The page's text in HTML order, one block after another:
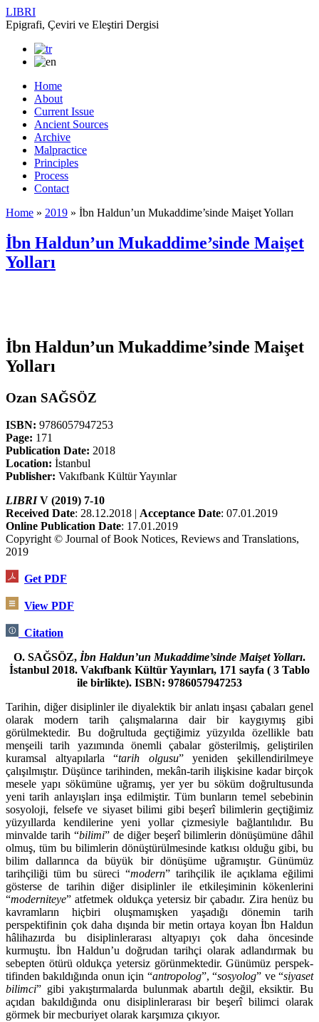
LIBRI
Epigrafi, Çeviri ve Eleştiri Dergisi
Home
About
Current Issue
Ancient Sources
Archive
Malpractice
Principles
Process
Contact
Home » 2019 » İbn Haldun’un Mukaddime’sinde Maişet Yolları
İbn Haldun’un Mukaddime’sinde Maişet
Yolları
İbn Haldun’un Mukaddime’sinde Maişet
Yolları
Ozan SAĞSÖZ
ISBN: 9786057947253
Page: 171
Publication Date: 2018
Location: İstanbul
Publisher: Vakıfbank Kültür Yayınlar
LIBRIV (2019) 7-10
Received Date: 28.12.2018 | Acceptance Date: 07.01.2019
Online Publication Date: 17.01.2019
Copyright © Journal of Book Notices, Reviews and Translations,
2019
Get PDF
View PDF
Citation
O. SAĞSÖZ, İbn Haldun’un Mukaddime’sinde Maişet Yolları.
İstanbul 2018. Vakıfbank Kültür Yayınları, 171 sayfa ( 3 Tablo
ile birlikte). ISBN: 9786057947253
Tarihin, diğer disiplinler ile diyalektik bir anlatı inşası çabaları genel
olarak modern tarih çalışmalarına dair bir kaygıymış gibi
görülmektedir. Bu doğrul­tuda geçtiğimiz yüzyılda özellikle batı
menşeili tarih yazımında önemli çaba­lar gösterilmiş, geliştirilen
kuramsal altyapılarla “tarih olgusu” yeniden şekil­lendirilmeye
çalışılmıştır. Düşünce tarihinden, mekân-tarih ilişkisine kadar birçok
mesele yapı sökümüne uğramış, yer yer bu söküm doğrultusunda
yeni tarih anlayışları inşa edilmiştir. Tüm bunların temel sebebinin
sosyoloji, fel­sefe ve siyaset bilimi gibi beşerî bilimlerin geçtiğimiz
yüzyıllarda kendilerine yeni yollar çizmesiyle bağlantılıdır. Bu
minvalde tarih “bilimi” de diğer beşerî bilimlerin dönüşümüne dâhil
olmuş, tüm bu bilimlerin dönüştürülmesinde katkısı olduğu gibi, bu
bilim dallarınca da büyük bir dönüşüme uğramıştır. Günümüz
tarihçiliği tüm bu süreci “modern” tarihçilik ile açıklama eğilimi
gösterse de tarihin diğer disiplinler ile etkileşiminin kökenlerini
“moderni­teye” atfetmek oldukça yetersiz bir çabadır. Zira henüz bu
kavramların hiçbiri oluşmamışken yaşadığı dönemin tarih
perspektifinin çok daha dışında bir metin ortaya koyan İbn Haldun
hâlihazırda bu disiplinlerarası altyapıyı çok daha öncesinde
kurmuştu. İbn Haldun’u doğrudan tarihçi olarak adlandır­mak bu
sebepten ötürü oldukça yetersiz görünmektedir. Günümüz perspek­
tifinden bakıldığında onun için “antropolog”, “sosyolog” ve “siyaset
bilimci” gibi yakıştırmalarda bulunmak abartılı değil, eksiktir. Bu
açıdan bakıldığında onu disiplinlerarası bir beşerî bilimci olarak
görmek bir mecburiyet olarak karşımıza çıkıyor.